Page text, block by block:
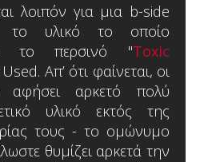
λοιπόν για μια b-side
το υλικό το οποίο
το περσινό "Toxic
Απ’ ότι φαίνεται, οι
αρκετό πολύ
υλικό εκτός της
τους - το ομώνυμο
θυμίζει αρκετά την